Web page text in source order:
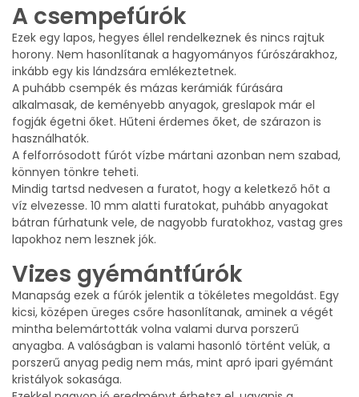
A csempefúrók
Ezek egy lapos, hegyes éllel rendelkeznek és nincs rajtuk
horony. Nem hasonlítanak a hagyományos fúrószárakhoz,
inkább egy kis lándzsára emlékeztetnek.
A puhább csempék és mázas kerámiák fúrására
alkalmasak, de keményebb anyagok, greslapok már el
fogják égetni őket. Hűteni érdemes őket, de szárazon is
használhatók.
A felforrósodott fúrót vízbe mártani azonban nem szabad,
könnyen tönkre teheti.
Mindig tartsd nedvesen a furatot, hogy a keletkező hőt a
víz elvezesse. 10 mm alatti furatokat, puhább anyagokat
bátran fúrhatunk vele, de nagyobb furatokhoz, vastag gres
lapokhoz nem lesznek jók.
Vizes gyémántfúrók
Manapság ezek a fúrók jelentik a tökéletes megoldást. Egy
kicsi, középen üreges csőre hasonlítanak, aminek a végét
mintha belemártották volna valami durva porszerű
anyagba. A valóságban is valami hasonló történt velük, a
porszerű anyag pedig nem más, mint apró ipari gyémánt
kristályok sokasága.